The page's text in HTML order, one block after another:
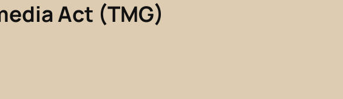
Act (TMG)